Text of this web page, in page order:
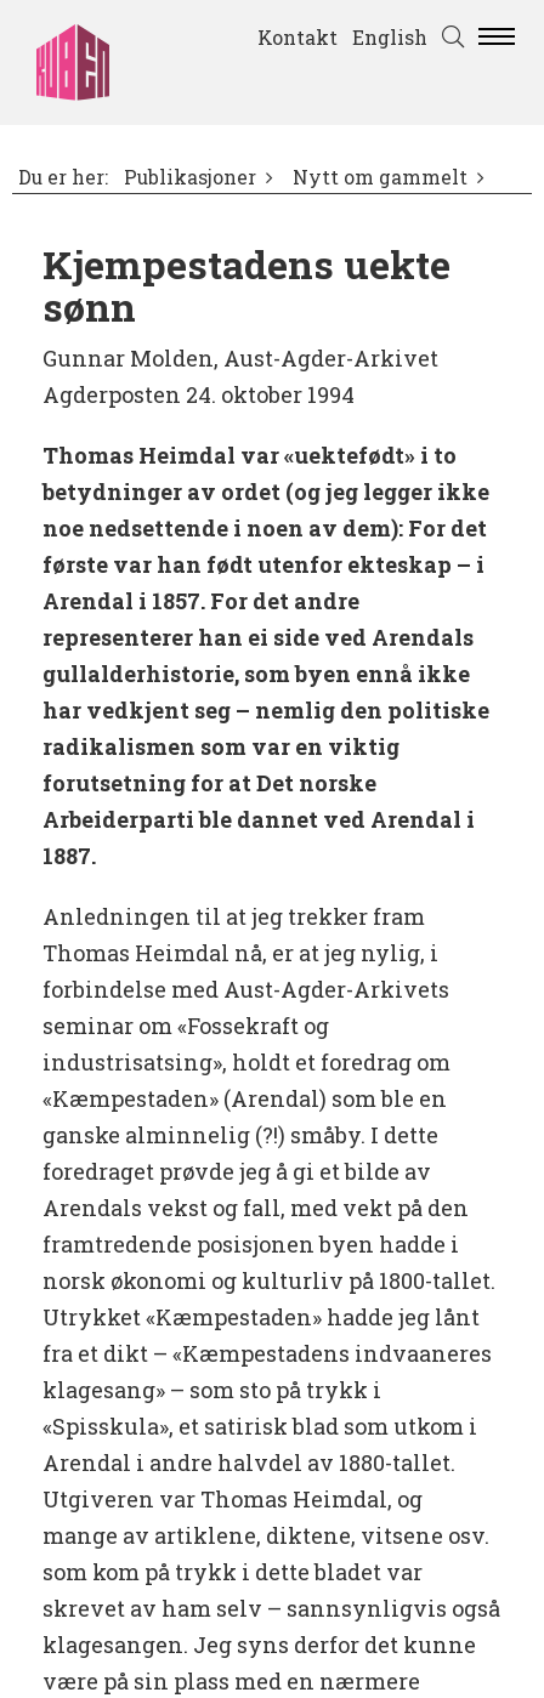
Kontakt English
Du er her: Publikasjoner Nytt om gammelt
Kjempestadens uekte
sønn
Gunnar Molden, Aust-Agder-Arkivet
Agderposten 24. oktober 1994
Thomas Heimdal var «uektefødt» i to
betydninger av ordet (og jeg legger ikke
noe nedsettende i noen av dem): For det
første var han født utenfor ekteskap ­– i
Arendal i 1857. For det andre
representerer han ei side ved Arendals
gullalderhistorie, som byen ennå ikke
har vedkjent seg – nemlig den politiske
radikalismen som var en viktig
forutsetning for at Det norske
Arbeiderparti ble dannet ved Arendal i
1887.
Anledningen til at jeg trekker fram
Thomas Heimdal nå, er at jeg nylig, i
forbindelse med Aust-Agder-Arkivets
seminar om «Fossekraft og
industrisatsing», holdt et foredrag om
«Kæmpestaden» (Arendal) som ble en
ganske alminnelig (?!) småby. I dette
foredraget prøvde jeg å gi et bilde av
Arendals vekst og fall, med vekt på den
framtredende posisjonen byen hadde i
norsk økonomi og kulturliv på 1800-tallet.
Utrykket «Kæmpestaden» hadde jeg lånt
fra et dikt – «Kæmpestadens indvaaneres
klagesang» – som sto på trykk i
«Spisskula», et satirisk blad som utkom i
Arendal i andre halvdel av 1880-tallet.
Utgiveren var Thomas Heimdal, og
mange av artiklene, diktene, vitsene osv.
som kom på trykk i dette bladet var
skrevet av ham selv – sannsynligvis også
klagesangen. Jeg syns derfor det kunne
være på sin plass med en nærmere